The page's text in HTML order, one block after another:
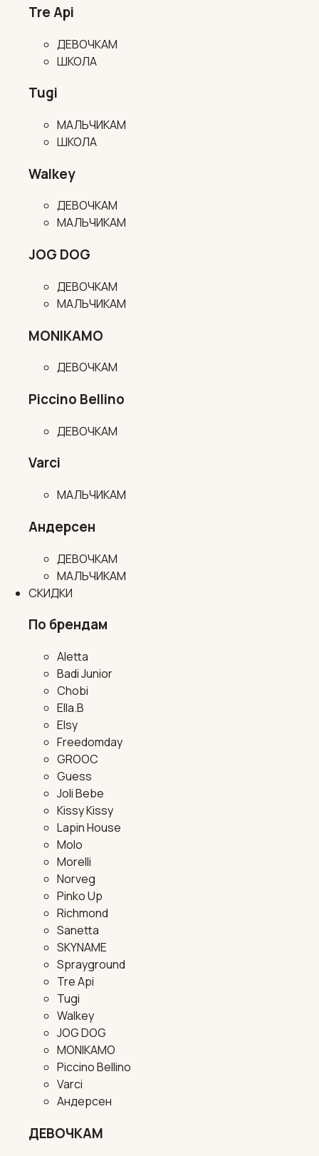
Tre Api
ДЕВОЧКАМ
ШКОЛА
Tugi
МАЛЬЧИКАМ
ШКОЛА
Walkey
ДЕВОЧКАМ
МАЛЬЧИКАМ
JOG DOG
ДЕВОЧКАМ
МАЛЬЧИКАМ
MONIKAMO
ДЕВОЧКАМ
Piccino Bellino
ДЕВОЧКАМ
Varci
МАЛЬЧИКАМ
Андерсен
ДЕВОЧКАМ
МАЛЬЧИКАМ
СКИДКИ
По брендам
Aletta
Badi Junior
Chobi
Ella.B
Elsy
Freedomday
GROOC
Guess
Joli Bebe
Kissy Kissy
Lapin House
Molo
Morelli
Norveg
Pinko Up
Richmond
Sanetta
SKYNAME
Sprayground
Tre Api
Tugi
Walkey
JOG DOG
MONIKAMO
Piccino Bellino
Varci
Андерсен
ДЕВОЧКАМ